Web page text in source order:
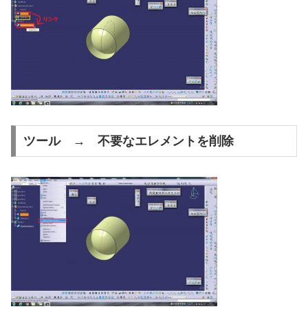
ツール → 不要なエレメントを削除